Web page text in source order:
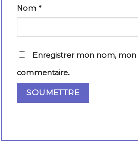
Nom *
Enregistrer mon nom,
commentaire.